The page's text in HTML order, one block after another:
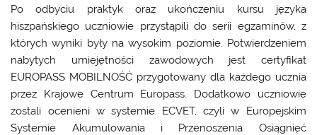
Po odbyciu praktyk oraz ukończeniu kursu języka
hiszpańskiego uczniowie przystąpili do serii egzaminów, z
których wyniki były na wysokim poziomie. Potwierdzeniem
nabytych umiejętności zawodowych jest certyfikat
EUROPASS MOBILNOŚĆ przygotowany dla każdego ucznia
przez Krajowe Centrum Europass. Dodatkowo uczniowie
zostali ocenieni w systemie ECVET, czyli w Europejskim
Systemie Akumulowania i Przenoszenia Osiągnięć